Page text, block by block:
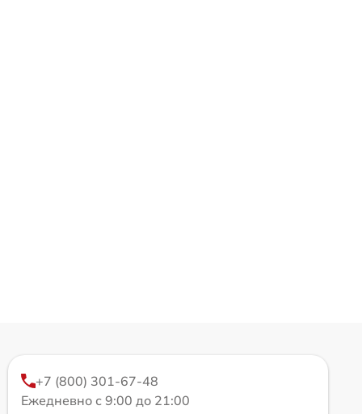
+7 (800) 301-67-48
Ежедневно с 9:00 до 21:00